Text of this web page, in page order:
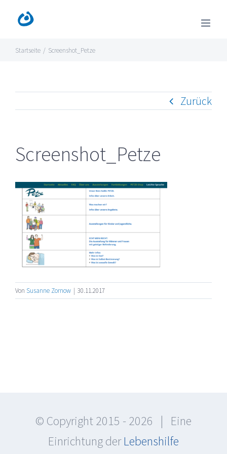
Inhalt
springen
Startseite / Screenshot_Petze
Zurück
Screenshot_Petze
Von Susanne Zornow | 30.11.2017
© Copyright 2015 -2026 | Eine
Einrichtung derLebenshilfe